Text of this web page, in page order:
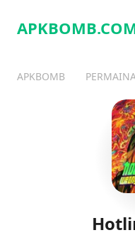
APKBOMB.
APKBOMB